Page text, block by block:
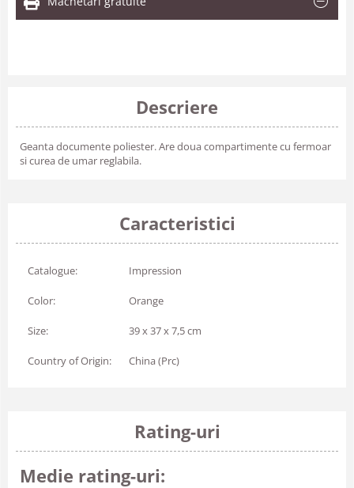
Descriere
Geanta documente poliester. Are doua compartimente cu fermoar
si curea de umar reglabila.
Caracteristici
Catalogue: Impression
Color: Orange
Size: 39 x 37 x 7,5 cm
Country of Origin: China (Prc)
Rating-uri
Medie rating-uri: